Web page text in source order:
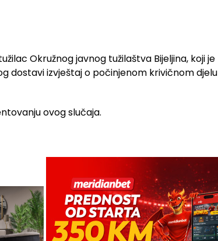
Okružnog javnog tužilaštva Bijeljina, koji je
dostavi izvještaj o počinjenom krivičnom djelu
ovog slučaja.